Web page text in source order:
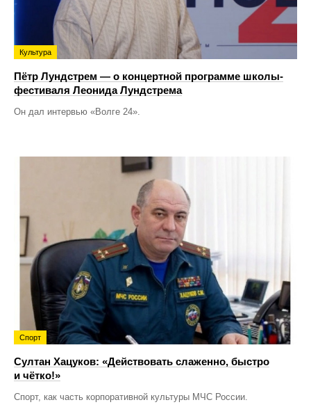
Культура
Пётр Лундстрем — о концертной программе школы-
фестиваля Леонида Лундстрема
Он дал интервью «Волге 24».
Спорт
Султан Хацуков: «Действовать слаженно, быстро
и чётко!»
Спорт, как часть корпоративной культуры МЧС России.